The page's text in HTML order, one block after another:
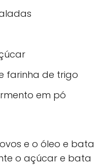
farinha de trigo
em pó
e o óleo e bata
o açúcar e bata